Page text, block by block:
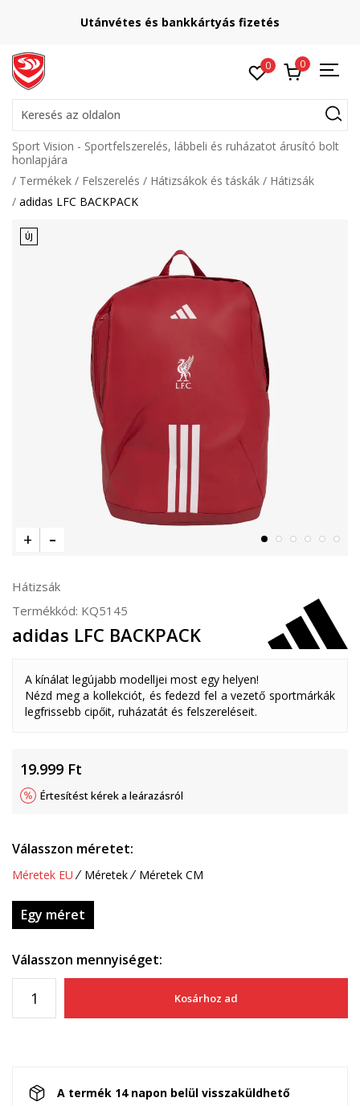
Utánvétes és bankkártyás fizetés
0 0
Keresés az oldalon
Sport Vision - Sportfelszerelés, lábbeli és ruházatot árusító bolt
honlapjára
Termékek
Felszerelés Hátizsákok és táskák
Hátizsák
adidas LFC BACKPACK
ÚJ
Hátizsák
Termékkód: KQ5145
adidas LFC BACKPACK
A kínálat legújabb modelljei most egy helyen!
Nézd meg a kollekciót, és fedezd fel a vezető sportmárkák
legfrissebb cipőit, ruházatát és felszereléseit.
19.999 Ft
Értesítést kérek a leárazásról
Válasszon méretet:
Méretek EU Méretek Méretek CM
Egy méret
Válasszon mennyiséget:
Kosárhoz ad
A termék 14 napon belül visszaküldhető